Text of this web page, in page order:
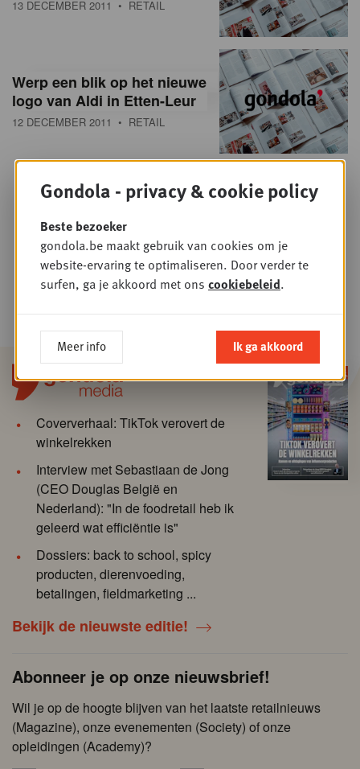
13 DECEMBER 2011 • RETAIL
Werp een blik op het nieuwe
logo van Aldi in Etten-Leur
12 DECEMBER 2011 • RETAIL
Vorige
261 262 263 264 … Volgende
Coververhaal: TikTok verovert de
winkelrekken
Interview met Sebastiaan de Jong
(CEO Douglas België en
Nederland): "In de foodretail heb ik
geleerd wat efficiëntie is"
Dossiers: back to school, spicy
producten, dierenvoeding,
betalingen, fieldmarketing ...
Bekijk de nieuwste editie!
Abonneer je op onze nieuwsbrief!
Wil je op de hoogte blijven van het laatste retailnieuws
(Magazine), onze evenementen (Society) of onze
opleidingen (Academy)?
Gondola - privacy & cookie policy
Beste bezoeker
gondola.be maakt gebruik van cookies om je
website-ervaring te optimaliseren. Door verder te
surfen, ga je akkoord met ons cookiebeleid.
Meer info Ik ga akkoord